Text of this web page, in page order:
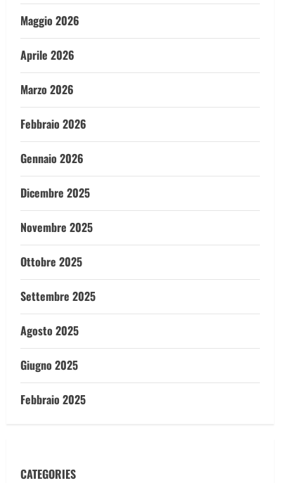
Maggio 2026
Aprile 2026
Marzo 2026
Febbraio 2026
Gennaio 2026
Dicembre 2025
Novembre 2025
Ottobre 2025
Settembre 2025
Agosto 2025
Giugno 2025
Febbraio 2025
CATEGORIES